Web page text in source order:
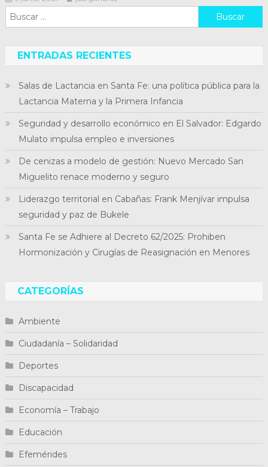
Buscar:
ENTRADAS RECIENTES
Salas de Lactancia en Santa Fe: una política pública para la
Lactancia Materna y la Primera Infancia
Seguridad y desarrollo económico en El Salvador: Edgardo
Mulato impulsa empleo e inversiones
De cenizas a modelo de gestión: Nuevo Mercado San
Miguelito renace moderno y seguro
Liderazgo territorial en Cabañas: Frank Menjívar impulsa
seguridad y paz de Bukele
Santa Fe se Adhiere al Decreto 62/2025: Prohiben
Hormonización y Cirugías de Reasignación en Menores
CATEGORÍAS
Ambiente
Ciudadanía – Solidaridad
Deportes
Discapacidad
Economía – Trabajo
Educación
Efemérides